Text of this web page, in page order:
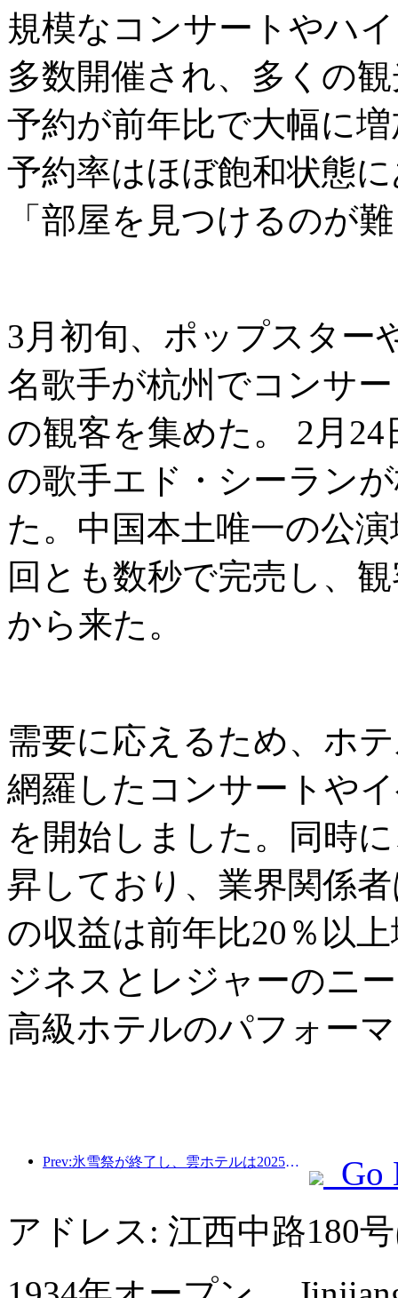
規模なコンサートやハ
多数開催され、多くの
予約が前年比で大幅に
予約率はほぼ飽和状態
「部屋を見つけるのが
3月初旬、ポップスター
名歌手が杭州でコンサ
の観客を集めた。 2月
の歌手エド・シーラン
た。中国本土唯一の公
回とも数秒で完売し、
から来た。
需要に応えるため、ホ
網羅したコンサートや
を開始しました。同時
昇しており、業界関係
の収益は前年比20％以
ジネスとレジャーのニ
高級ホテルのパフォー
Prev:氷雪祭が終了し、雲ホテルは2025年の最初の「富」の波を持ち帰った
Go
アドレス: 江西中路180